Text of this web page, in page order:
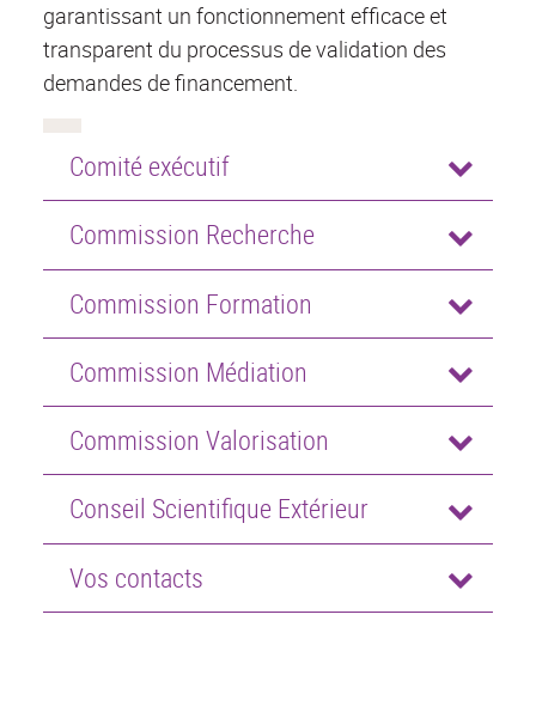
garantissant un fonctionnement efficace et
transparent du processus de validation des
demandes de financement.
Comité exécutif
Commission Recherche
Commission Formation
Commission Médiation
Commission Valorisation
Conseil Scientifique Extérieur
Vos contacts